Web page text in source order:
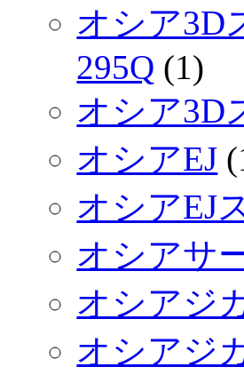
オシア3D
295Q (1)
オシア3D
オシアEJ
オシアEJ
オシアサ
オシアジ
オシアジ